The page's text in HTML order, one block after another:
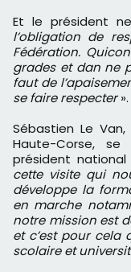
Et le président
l’obligation de
Fédération.
grades et dan ne
faut de
se faire respecter».
Sébastien Le
Haute-Corse,
président national
cette visite qui
développe la
en marche
notre mission est
et c’est pour cela
scolaire et